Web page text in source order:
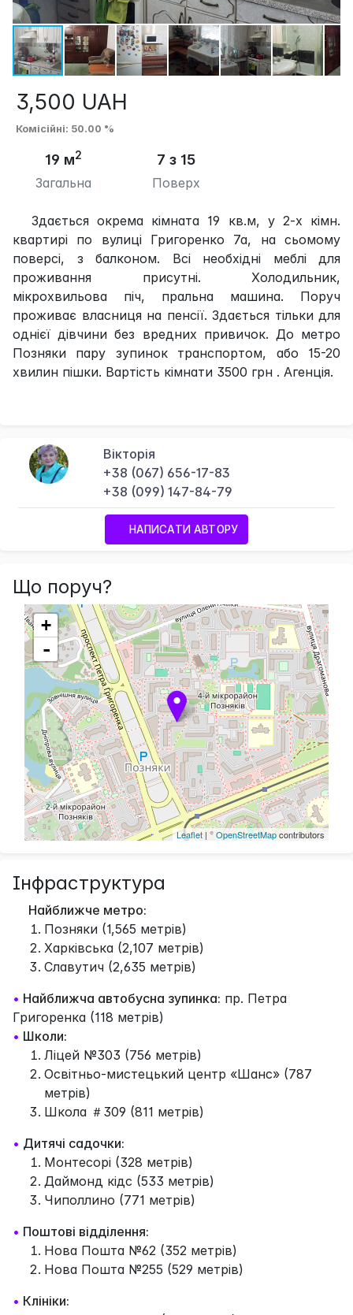
3,500 UAH
Комісійні: 50.00 %
19 м2
Загальна
7 з 15
Поверх
Здається окрема кімната 19 кв.м, у 2-х кімн.
квартирі по вулиці Григоренко 7а, на сьомому
поверсі, з балконом. Всі необхідні меблі для
проживання присутні. Холодильник,
мікрохвильова піч, пральна машина. Поруч
проживає власниця на пенсії. Здається тільки для
однієї дівчини без вредних привичок. До метро
Позняки пару зупинок транспортом, або 15-20
хвилин пішки. Вартість кімнати 3500 грн . Агенція.
Вікторія
+38 (067) 656-17-83
+38 (099) 147-84-79
НАПИСАТИ АВТОРУ
Що поруч?
+
-
Leaflet| ©OpenStreetMapcontributors
Інфраструктура
Найближче метро:
Позняки (1,565 метрів)
Харківська (2,107 метрів)
Славутич (2,635 метрів)
• Найближча автобусна зупинка: пр. Петра
Григоренка (118 метрів)
• Школи:
Ліцей №303 (756 метрів)
Освітньо-мистецький центр «Шанс» (787
метрів)
Школа ＃309 (811 метрів)
• Дитячі садочки:
Монтесорі (328 метрів)
Даймонд кідс (533 метрів)
Чиполлино (771 метрів)
• Поштові відділення:
Нова Пошта №62 (352 метрів)
Нова Пошта №255 (529 метрів)
• Клініки: